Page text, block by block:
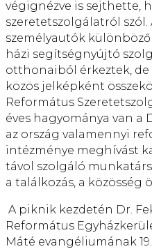
végignézve is sejthette,
szeretetszolgálatról szól.
személyautók
házi segítségnyújtó
otthonaiból érkeztek, de
közös jelképként
Református
éves hagyománya van a
az ország valamennyi
intézménye meghívást
távol szolgáló
a találkozás, a közösség
A piknik kezdetén Dr.
Református
Máté evangéliumának